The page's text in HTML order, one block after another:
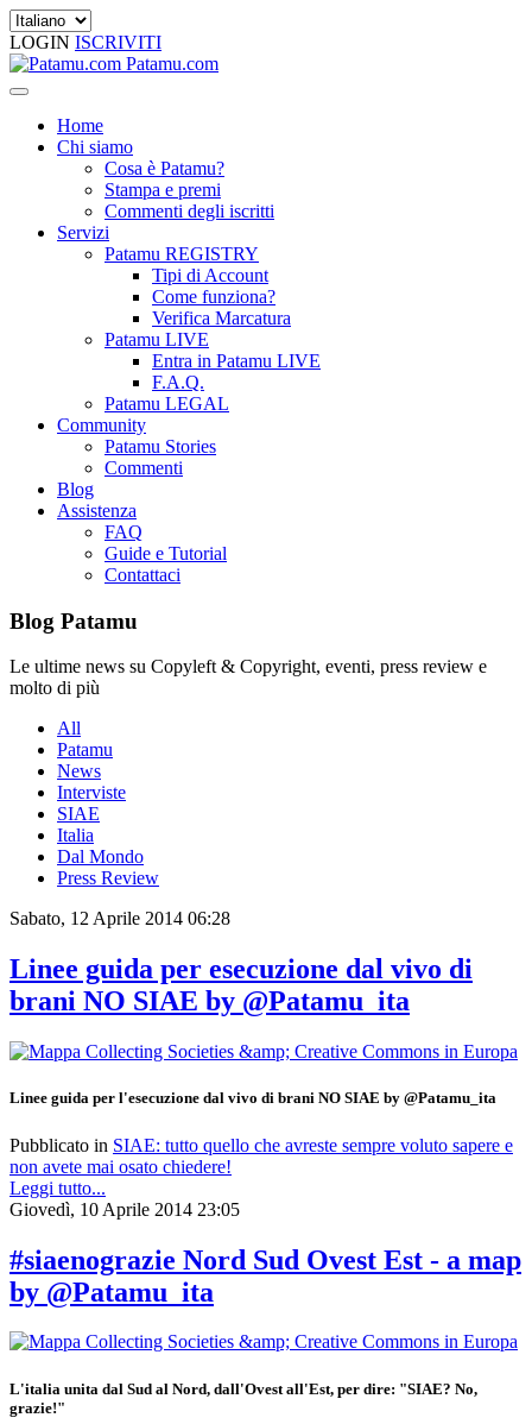
LOGIN ISCRIVITI
Patamu.com
Home
Chi siamo
Cosa è Patamu?
Stampa e premi
Commenti degli iscritti
Servizi
Patamu REGISTRY
Tipi di Account
Come funziona?
Verifica Marcatura
Patamu LIVE
Entra in Patamu LIVE
F.A.Q.
Patamu LEGAL
Community
Patamu Stories
Commenti
Blog
Assistenza
FAQ
Guide e Tutorial
Contattaci
Blog Patamu
Le ultime news su Copyleft & Copyright, eventi, press review e
molto di più
All
Patamu
News
Interviste
SIAE
Italia
Dal Mondo
Press Review
Sabato, 12 Aprile 2014 06:28
Linee guida per esecuzione dal vivo di
brani NO SIAE by @Patamu_ita
Linee guida per l'esecuzione dal vivo di brani NO SIAE by @Patamu_ita
Pubblicato in SIAE: tutto quello che avreste sempre voluto sapere e
non avete mai osato chiedere!
Leggi tutto...
Giovedì, 10 Aprile 2014 23:05
#siaenograzie Nord Sud Ovest Est - a map
by @Patamu_ita
L'italia unita dal Sud al Nord, dall'Ovest all'Est, per dire: "SIAE? No,
grazie!"